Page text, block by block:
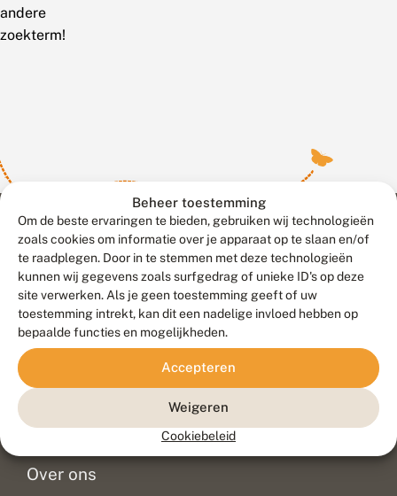
Beheer toestemming
Om de beste ervaringen te bieden, gebruiken wij technologieën
zoals cookies om informatie over je apparaat op te slaan en/of
te raadplegen. Door in te stemmen met deze technologieën
kunnen wij gegevens zoals surfgedrag of unieke ID's op deze
site verwerken. Als je geen toestemming geeft of uw
toestemming intrekt, kan dit een nadelige invloed hebben op
bepaalde functies en mogelijkheden.
Accepteren
Weigeren
Cookiebeleid
andere
zoekterm!
Contact
Veelgestelde vragen
Doneer
Over ons
Meld waarnemingen© 2026 Vlinderstichting
Duurzaam ontwikkeld door
Go2People
, ontworpen door
Blue Field Agency
Privacy
Disclaimer
Sitemap